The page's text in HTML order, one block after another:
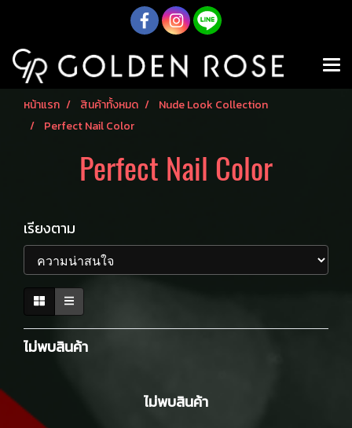
หน้าแรก สินค้าทั้งหมด
Nude Look Collection
Perfect Nail Color
Perfect Nail Color
เรียงตาม
ไม่พบสินค้า
ไม่พบสินค้า